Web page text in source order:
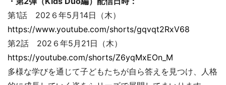
第1話 202６年5月14日（木）
https://www.youtube.com/shorts/gqvqt2RxV68
第2話 202６年5月21日（木）
https://youtube.com/shorts/Z6yqMxEOn_M
多様な学びを通じて子どもたちが自ら答えを見つけ、人格